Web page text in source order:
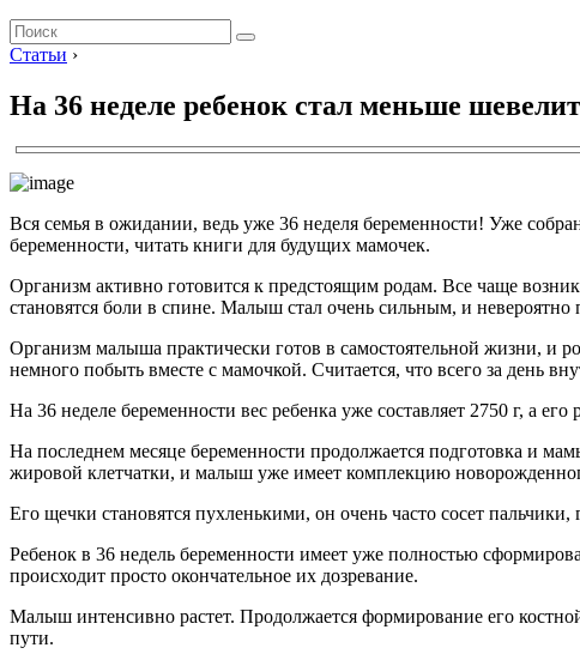
Статьи ›
На 36 неделе ребенок стал меньше
Вся семья в ожидании, ведь уже 36 неделя беременности! Уже
беременности, читать книги для будущих мамочек.
Организм активно готовится к предстоящим родам. Все чаще
становятся боли в спине. Малыш стал очень сильным, и
Организм малыша практически готов в самостоятельной жизни, и
немного побыть вместе с мамочкой. Считается, что всего за день
На 36 неделе беременности вес ребенка уже составляет 2750 г, а
На последнем месяце беременности продолжается подготовка и
жировой клетчатки, и малыш уже имеет комплекцию
Его щечки становятся пухленькими, он очень часто сосет пальчики,
Ребенок в 36 недель беременности имеет уже полностью
происходит просто окончательное их дозревание.
Малыш интенсивно растет. Продолжается формирование его
пути.